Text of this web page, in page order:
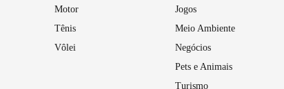
Motor
Tênis
Vôlei
Jogos
Meio Ambiente
Negócios
Pets e Animais
Turismo